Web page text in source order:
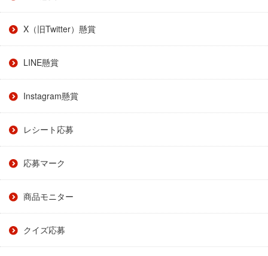
X（旧Twitter）懸賞
LINE懸賞
Instagram懸賞
レシート応募
応募マーク
商品モニター
クイズ応募